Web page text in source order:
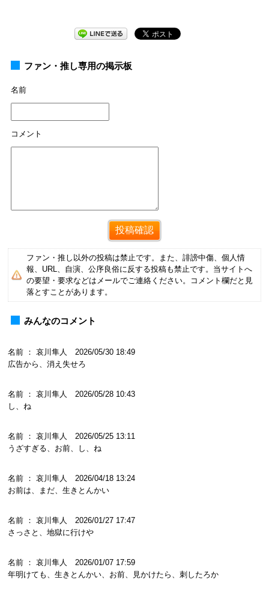
ファン・推し専用の掲示板
名前
コメント
ファン・推し以外の投稿は禁止です。また、誹謗中傷、個人情
報、URL、自演、公序良俗に反する投稿も禁止です。当サイトへ
の要望・要求などはメールでご連絡ください。コメント欄だと見
落とすことがあります。
みんなのコメント
名前 ： 哀川隼人 2026/05/30 18:49
広告から、消え失せろ
名前 ： 哀川隼人 2026/05/28 10:43
し、ね
名前 ： 哀川隼人 2026/05/25 13:11
うざすぎる、お前、し、ね
名前 ： 哀川隼人 2026/04/18 13:24
お前は、まだ、生きとんかい
名前 ： 哀川隼人 2026/01/27 17:47
さっさと、地獄に行けや
名前 ： 哀川隼人 2026/01/07 17:59
年明けても、生きとんかい、お前、見かけたら、刺したろか